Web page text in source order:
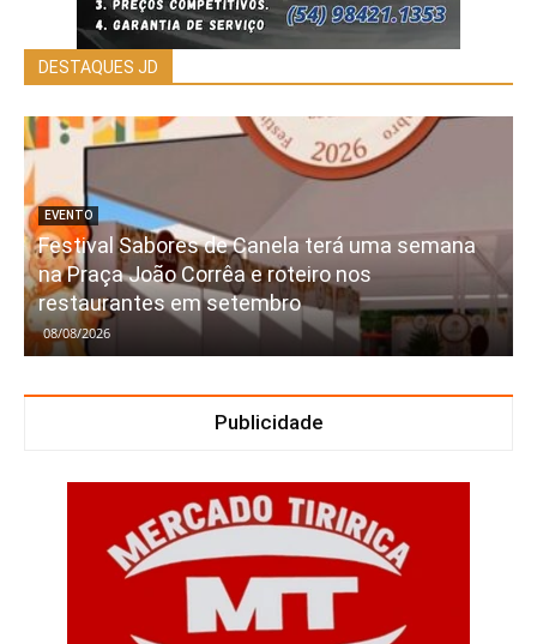
DESTAQUES JD
EVENTO
Festival Sabores de Canela terá uma semana
na Praça João Corrêa e roteiro nos
restaurantes em setembro
08/08/2026
Publicidade